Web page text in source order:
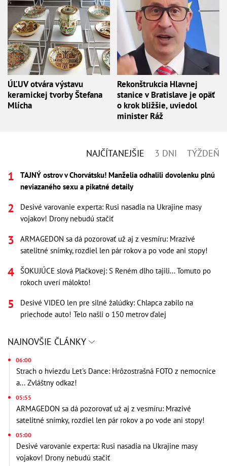
ÚĽUV otvára výstavu
keramickej tvorby Štefana
Mlícha
Rekonštrukcia Hlavnej
stanice v Bratislave je opäť
o krok bližšie, uviedol
minister Ráž
NAJČÍTANEJŠIE 3 DNI TÝŽDEŇ
TAJNÝ ostrov v Chorvátsku! Manželia odhalili dovolenku plnú
neviazaného sexu a pikatné detaily
Desivé varovanie experta: Rusi nasadia na Ukrajine masy
vojakov! Drony nebudú stačiť
ARMAGEDON sa dá pozorovať už aj z vesmíru: Mrazivé
satelitné snímky, rozdiel len pár rokov a po vode ani stopy!
ŠOKUJÚCE slová Plačkovej: S Reném dlho tajili... Tomuto po
rokoch uverí málokto!
Desivé VIDEO len pre silné žalúdky: Chlapca zabilo na
priechode auto! Telo našli o 150 metrov ďalej
NAJNOVŠIE ČLÁNKY
06:00
Strach o hviezdu Let's Dance: Hrôzostrašná FOTO z nemocnice
a... Zvláštny odkaz!
05:55
ARMAGEDON sa dá pozorovať už aj z vesmíru: Mrazivé
satelitné snímky, rozdiel len pár rokov a po vode ani stopy!
05:00
Desivé varovanie experta: Rusi nasadia na Ukrajine masy
vojakov! Drony nebudú stačiť